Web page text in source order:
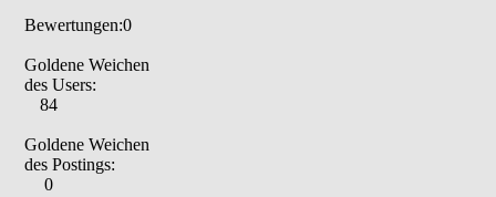
Bewertungen:0
Goldene Weichen
des Users:
84
Goldene Weichen
des Postings:
0